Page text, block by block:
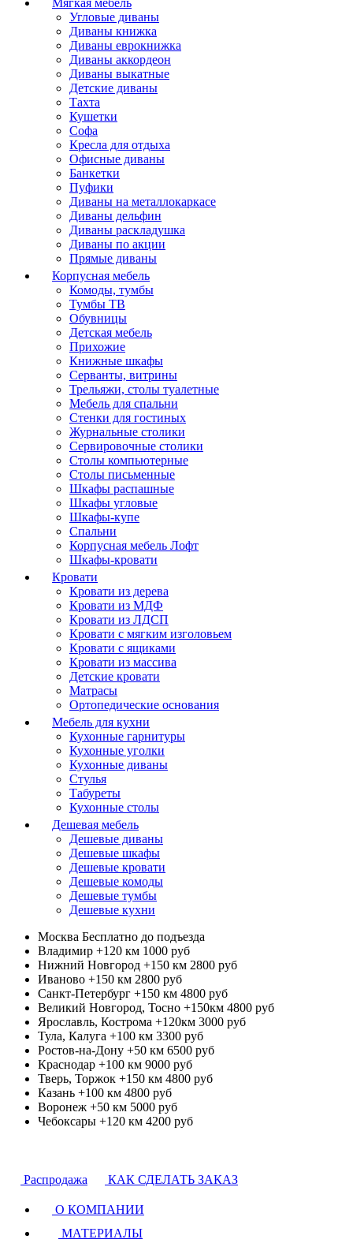
Мягкая мебель
Угловые диваны
Диваны книжка
Диваны еврокнижка
Диваны аккордеон
Диваны выкатные
Детские диваны
Тахта
Кушетки
Софа
Кресла для отдыха
Офисные диваны
Банкетки
Пуфики
Диваны на металлокаркасе
Диваны дельфин
Диваны раскладушка
Диваны по акции
Прямые диваны
Корпусная мебель
Комоды, тумбы
Тумбы ТВ
Обувницы
Детская мебель
Прихожие
Книжные шкафы
Серванты, витрины
Трельяжи, столы туалетные
Мебель для спальни
Стенки для гостиных
Журнальные столики
Сервировочные столики
Столы компьютерные
Столы письменные
Шкафы распашные
Шкафы угловые
Шкафы-купе
Спальни
Корпусная мебель Лофт
Шкафы-кровати
Кровати
Кровати из дерева
Кровати из МДФ
Кровати из ЛДСП
Кровати с мягким изголовьем
Кровати с ящиками
Кровати из массива
Детские кровати
Матрасы
Ортопедические основания
Мебель для кухни
Кухонные гарнитуры
Кухонные уголки
Кухонные диваны
Стулья
Табуреты
Кухонные столы
Дешевая мебель
Дешевые диваны
Дешевые шкафы
Дешевые кровати
Дешевые комоды
Дешевые тумбы
Дешевые кухни
Москва Бесплатно до подъезда
Владимир +120 км 1000 руб
Нижний Новгород +150 км 2800 руб
Иваново +150 км 2800 руб
Санкт-Петербург +150 км 4800 руб
Великий Новгород, Тосно +150км 4800 руб
Ярославль, Кострома +120км 3000 руб
Тула, Калуга +100 км 3300 руб
Ростов-на-Дону +50 км 6500 руб
Краснодар +100 км 9000 руб
Тверь, Торжок +150 км 4800 руб
Казань +100 км 4800 руб
Воронеж +50 км 5000 руб
Чебоксары +120 км 4200 руб
Распродажа КАК СДЕЛАТЬ ЗАКАЗ
О КОМПАНИИ
МАТЕРИАЛЫ